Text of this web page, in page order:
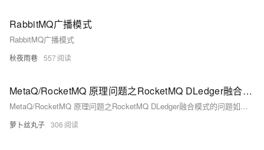
RabbitMQ广播模式
RabbitMQ广播模式
秋夜雨巷 557
MetaQ/RocketMQ 原理问题之RocketMQ DLedger融合模式的问题如何解决
MetaQ/RocketMQ 原理问题之RocketMQ DLedger融合模式的问题如何解决
萝卜丝丸子 306